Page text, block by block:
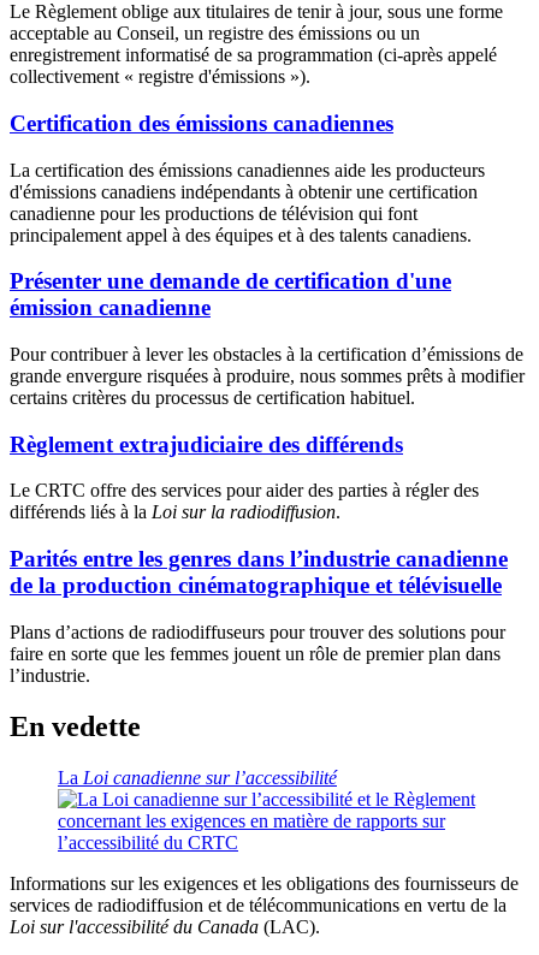
Le Règlement oblige aux titulaires de tenir à jour, sous une forme
acceptable au Conseil, un registre des émissions ou un
enregistrement informatisé de sa programmation (ci-après appelé
collectivement « registre d'émissions »).
Certification des émissions canadiennes
La certification des émissions canadiennes aide les producteurs
d'émissions canadiens indépendants à obtenir une certification
canadienne pour les productions de télévision qui font
principalement appel à des équipes et à des talents canadiens.
Présenter une demande de certification d'une
émission canadienne
Pour contribuer à lever les obstacles à la certification d’émissions de
grande envergure risquées à produire, nous sommes prêts à modifier
certains critères du processus de certification habituel.
Règlement extrajudiciaire des différends
Le CRTC offre des services pour aider des parties à régler des
différends liés à la Loi sur la radiodiffusion.
Parités entre les genres dans l’industrie canadienne
de la production cinématographique et télévisuelle
Plans d’actions de radiodiffuseurs pour trouver des solutions pour
faire en sorte que les femmes jouent un rôle de premier plan dans
l’industrie.
En vedette
La Loi canadienne sur l’accessibilité
Informations sur les exigences et les obligations des fournisseurs de
services de radiodiffusion et de télécommunications en vertu de la
Loi sur l'accessibilité du Canada (LAC).